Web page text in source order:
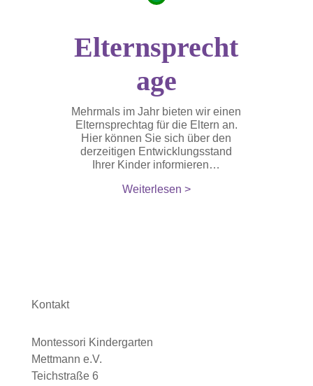
Elternsprecht
age
Mehrmals im Jahr bieten wir einen
Elternsprechtag für die Eltern an.
Hier können Sie sich über den
derzeitigen Entwicklungsstand
Ihrer Kinder informieren…
Weiterlesen >
Kontakt
Montessori Kindergarten
Mettmann e.V.
Teichstraße 6